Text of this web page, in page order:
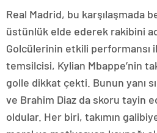
Real Madrid, bu karşılaşmada
üstünlük elde ederek rakibini
Golcülerinin etkili performansı
temsilcisi, Kylian Mbappe’nin
golle dikkat çekti. Bunun yanı
ve Brahim Diaz da skoru tayin
oldular. Her biri, takımın